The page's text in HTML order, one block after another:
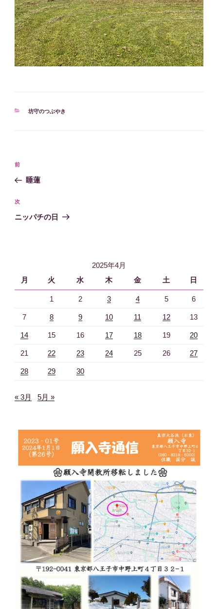
カ
坊守のつぶやき
投
ナ
ビ
ゲ
過
去
投
前
睡蓮
次
の
次
ニッパチの日
2025年4月
月
火 水 木 金 土 日
1 2 3 4 5 6
7 8 9 10 11 12 13
14 15 16 17 18 19 20
21 22 23 24 25 26 27
28 29 30
« 3月 5月 »